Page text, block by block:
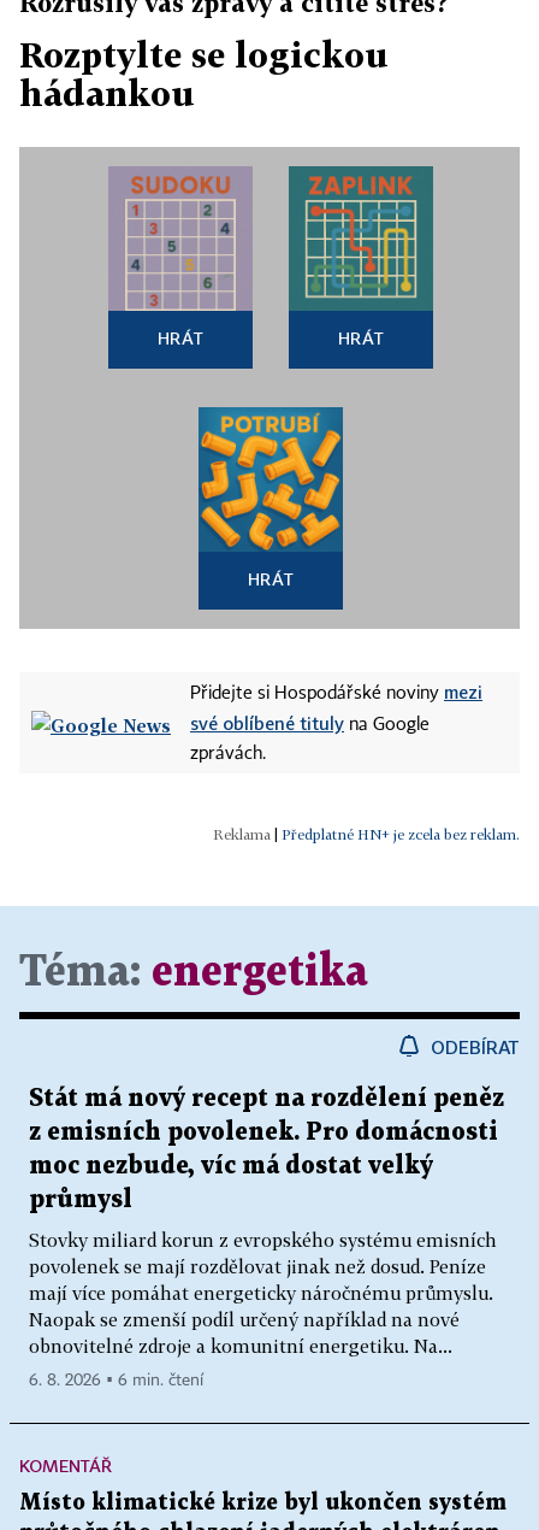
Rozptylte se logickou
hádankou
HRÁT HRÁT
HRÁT
Přidejte si Hospodářské noviny mezi
své oblíbené tituly na Google
zprávách.
Předplatné HN+ je zcela bez reklam.
Téma: energetika
ODEBÍRAT
Stát má nový recept na rozdělení peněz
z emisních povolenek. Pro domácnosti
moc nezbude, víc má dostat velký
průmysl
Stovky miliard korun z evropského systému emisních
povolenek se mají rozdělovat jinak než dosud. Peníze
mají více pomáhat energeticky náročnému průmyslu.
Naopak se zmenší podíl určený například na nové
obnovitelné zdroje a komunitní energetiku. Na...
6. 8. 2026 ▪ 6 min. čtení
KOMENTÁŘ
Místo klimatické krize byl ukončen systém